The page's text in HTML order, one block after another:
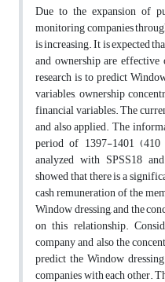
Due to the expansion of
monitoring companies
is increasing. It is expected
and ownership are
research is to predict
variables, ownership
financial variables. The
and also applied. The
period of 1397-1401 (410
analyzed with SPSS18
showed that there is a
cash remuneration of the
Window dressing, and the
on this relationship.
company and also the
predict the Window
companies with each other.